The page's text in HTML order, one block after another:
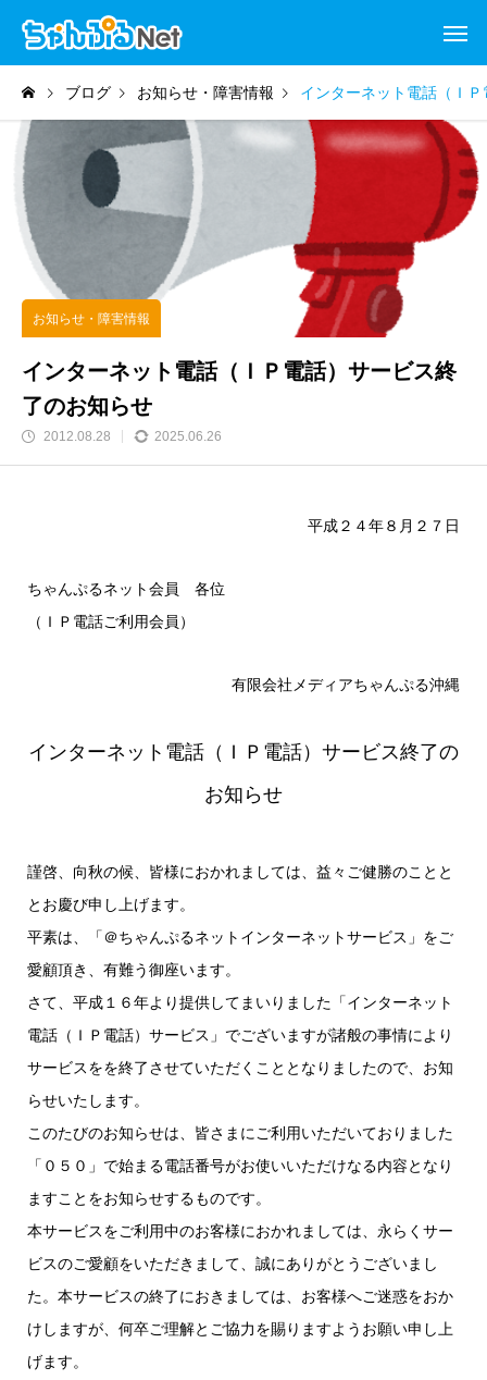
ブログ お知らせ・障害情報 インターネット電話（Ｉ
お知らせ・障害情報
インターネット電話（ＩＰ電話）サービス終
了のお知らせ
2012.08.28 2025.06.26
平成２４年８月２７日
ちゃんぷるネット会員 各位
（ＩＰ電話ご利用会員）
有限会社メディアちゃんぷる沖縄
インターネット電話（ＩＰ電話）サービス終了の
お知らせ
謹啓、向秋の候、皆様におかれましては、益々ご健勝のことと
とお慶び申し上げます。
平素は、「＠ちゃんぷるネットインターネットサービス」をご
愛顧頂き、有難う御座います。
さて、平成１６年より提供してまいりました「インターネット
電話（ＩＰ電話）サービス」でございますが諸般の事情により
サービスをを終了させていただくこととなりましたので、お知
らせいたします。
このたびのお知らせは、皆さまにご利用いただいておりました
「０５０」で始まる電話番号がお使いいただけなる内容となり
ますことをお知らせするものです。
本サービスをご利用中のお客様におかれましては、永らくサー
ビスのご愛顧をいただきまして、誠にありがとうございまし
た。本サービスの終了におきましては、お客様へご迷惑をおか
けしますが、何卒ご理解とご協力を賜りますようお願い申し上
げます。